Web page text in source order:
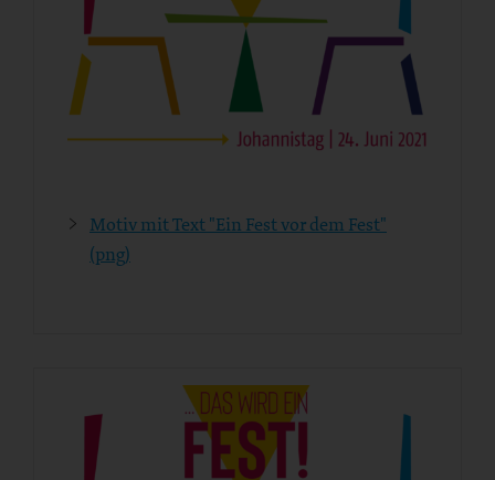
Motiv mit Text "Ein Fest vor dem Fest"
(png)